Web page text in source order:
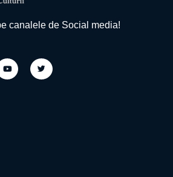
canalele de Social media!